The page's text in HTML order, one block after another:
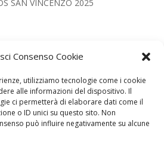
Consenso Cookie
utilizziamo tecnologie come i cookie
alle informazioni del dispositivo. Il
ci permetterà di elaborare dati come il
o ID unici su questo sito. Non
può influire negativamente su alcune
SAN VINCENZO 2025
NONA EDIZIONE
DEL 2026